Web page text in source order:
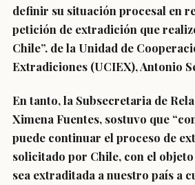
definir su situación procesal en
petición de extradición que
Chile”. de la Unidad de
Extradiciones (UCIEX), Antonio
En tanto, la Subsecretaria de
Ximena Fuentes, sostuvo que
puede continuar el proceso de
solicitado por Chile, con el
sea extraditada a nuestro país a